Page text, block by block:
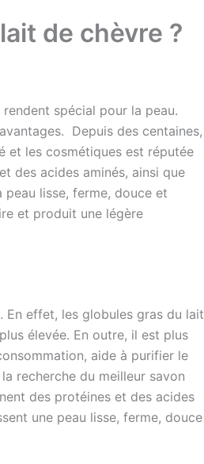
de chèvre ?
spécial pour la peau.
Depuis des centaines,
et les cosmétiques est réputée
des acides aminés, ainsi que
lisse, ferme, douce et
et produit une légère
En effet, les globules gras du lait
élevée. En outre, il est plus
aide à purifier le
recherche du meilleur savon
des protéines et des acides
une peau lisse, ferme, douce